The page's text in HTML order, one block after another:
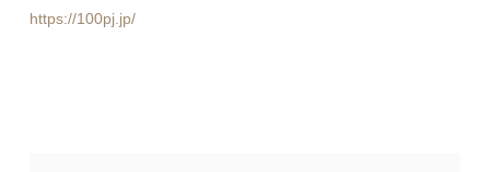
https://100pj.jp/